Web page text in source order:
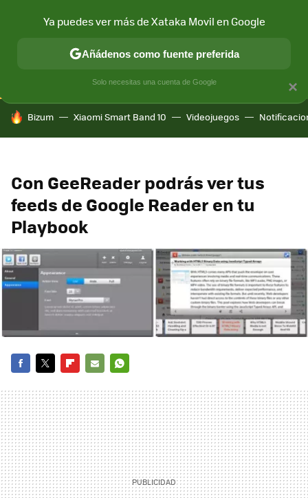
CONECTIVIDAD MÓVIL Y SOCIEDAD APLICACIONES
HOY SE HABLA DE
Bizum Xiaomi Smart Band 10 Videojuegos
Con GeeReader podrás ver tus
feeds de Google Reader en tu
Playbook
MAIL
×
Ya puedes ver más de Xataka Movil en Google
Añádenos como fuente preferida
Solo necesitas una cuenta de Google